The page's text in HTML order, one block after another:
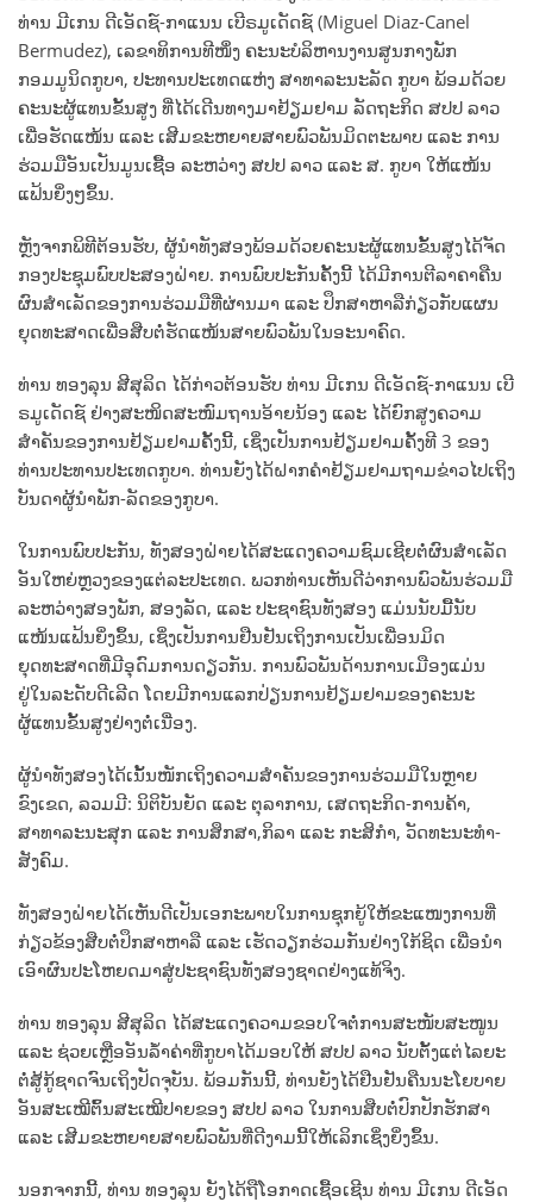
ທ່ານ ມີເກນ ດີເອັດຊ໌-ກາແນນ ເບີຣມູເດັດຊ໌ (Miguel Diaz-Canel
Bermudez), ເລຂາທິການທີໜຶ່ງ ຄະນະບໍລິຫານງານສູນກາງພັກ
ກອມມູນິດກູບາ, ປະທານປະເທດແຫ່ງ ສາທາລະນະລັດ ກູບາ ພ້ອມດ້ວຍ
ຄະນະຜູ້ແທນຂັ້ນສູງ ທີ່ໄດ້ເດີນທາງມາຢ້ຽມຢາມ ລັດຖະກິດ ສປປ ລາວ
ເພື່ອຮັດແໜ້ນ ແລະ ເສີມຂະຫຍາຍສາຍພົວພັນມິດຕະພາບ ແລະ ການ
ຮ່ວມມືອັນເປັນມູນເຊື້ອ ລະຫວ່າງ ສປປ ລາວ ແລະ ສ. ກູບາ ໃຫ້ແໜ້ນ
ແຟ້ນຍິ່ງໆຂຶ້ນ.
ຫຼັງຈາກພິທີຕ້ອນຮັບ, ຜູ້ນຳທັງສອງພ້ອມດ້ວຍຄະນະຜູ້ແທນຂັ້ນສູງໄດ້ຈັດ
ກອງປະຊຸມພົບປະສອງຝ່າຍ. ການພົບປະກັນຄັ້ງນີ້ ໄດ້ມີການຕີລາຄາຄືນ
ຜົນສຳເລັດຂອງການຮ່ວມມືທີ່ຜ່ານມາ ແລະ ປຶກສາຫາລືກ່ຽວກັບແຜນ
ຍຸດທະສາດເພື່ອສືບຕໍ່ຮັດແໜ້ນສາຍພົວພັນໃນອະນາຄົດ.
ທ່ານ ທອງລຸນ ສີສຸລິດ ໄດ້ກ່າວຕ້ອນຮັບ ທ່ານ ມີເກນ ດີເອັດຊ໌-ກາແນນ ເບີ
ຣມູເດັດຊ໌ ຢ່າງສະໜິດສະໜົມຖານອ້າຍນ້ອງ ແລະ ໄດ້ຍົກສູງຄວາມ
ສຳຄັນຂອງການຢ້ຽມຢາມຄັ້ງນີ້, ເຊິ່ງເປັນການຢ້ຽມຢາມຄັ້ງທີ 3 ຂອງ
ທ່ານປະທານປະເທດກູບາ. ທ່ານຍັງໄດ້ຝາກຄຳຢ້ຽມຢາມຖາມຂ່າວໄປເຖິງ
ບັນດາຜູ້ນຳພັກ-ລັດຂອງກູບາ.
ໃນການພົບປະກັນ, ທັງສອງຝ່າຍໄດ້ສະແດງຄວາມຊົມເຊີຍຕໍ່ຜົນສຳເລັດ
ອັນໃຫຍ່ຫຼວງຂອງແຕ່ລະປະເທດ. ພວກທ່ານເຫັນດີວ່າການພົວພັນຮ່ວມມື
ລະຫວ່າງສອງພັກ, ສອງລັດ, ແລະ ປະຊາຊົນທັງສອງ ແມ່ນນັບມື້ນັບ
ແໜ້ນແຟ້ນຍິ່ງຂຶ້ນ, ເຊິ່ງເປັນການຢືນຢັນເຖິງການເປັນເພື່ອນມິດ
ຍຸດທະສາດທີ່ມີອຸດົມການດຽວກັນ. ການພົວພັນດ້ານການເມືອງແມ່ນ
ຢູ່ໃນລະດັບດີເລີດ ໂດຍມີການແລກປ່ຽນການຢ້ຽມຢາມຂອງຄະນະ
ຜູ້ແທນຂັ້ນສູງຢ່າງຕໍ່ເນື່ອງ.
ຜູ້ນຳທັງສອງໄດ້ເນັ້ນໜັກເຖິງຄວາມສຳຄັນຂອງການຮ່ວມມືໃນຫຼາຍ
ຂົງເຂດ, ລວມມີ: ນິຕິບັນຍັດ ແລະ ຕຸລາການ, ເສດຖະກິດ-ການຄ້າ, ​
ສາທາລະນະສຸກ ແລະ ການສຶກສາ,​ກິລາ ແລະ ກະສິກຳ, ວັດທະນະທຳ-
ສັງຄົມ.
ທັງສອງຝ່າຍໄດ້ເຫັນດີເປັນເອກະພາບໃນການຊຸກຍູ້ໃຫ້ຂະແໜງການທີ່
ກ່ຽວຂ້ອງສືບຕໍ່ປຶກສາຫາລື ແລະ ເຮັດວຽກຮ່ວມກັນຢ່າງໃກ້ຊິດ ເພື່ອນຳ
ເອົາຜົນປະໂຫຍດມາສູ່ປະຊາຊົນທັງສອງຊາດຢ່າງແທ້ຈິງ.
ທ່ານ ທອງລຸນ ສີສຸລິດ ໄດ້ສະແດງຄວາມຂອບໃຈຕໍ່ການສະໜັບສະໜູນ
ແລະ ຊ່ວຍເຫຼືອອັນລໍ້າຄ່າທີ່ກູບາໄດ້ມອບໃຫ້ ສປປ ລາວ ນັບຕັ້ງແຕ່ໄລຍະ
ຕໍ່ສູ້ກູ້ຊາດຈົນເຖິງປັດຈຸບັນ. ພ້ອມກັນນີ້, ທ່ານຍັງໄດ້ຢືນຢັນຄືນນະໂຍບາຍ
ອັນສະເໝີຕົ້ນສະເໝີປາຍຂອງ ສປປ ລາວ ໃນການສືບຕໍ່ປົກປັກຮັກສາ
ແລະ ເສີມຂະຫຍາຍສາຍພົວພັນທີ່ດີງາມນີ້ໃຫ້ເລິກເຊິ່ງຍິ່ງຂຶ້ນ.
ນອກຈາກນີ້, ທ່ານ ທອງລຸນ ຍັງໄດ້ຖືໂອກາດເຊື້ອເຊີນ ທ່ານ ມີເກນ ດີເອັດ